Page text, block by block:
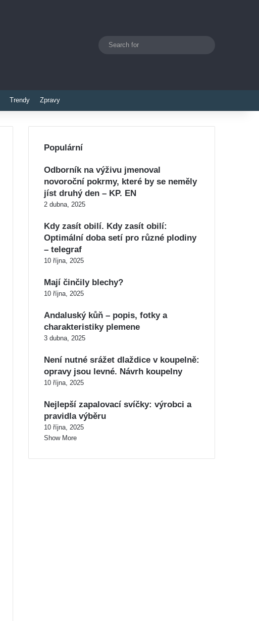
Switch skin
Trendy Zpravy
Populární
Odborník na výživu jmenoval
novoroční pokrmy, které by se neměly
jíst druhý den – KP. EN
2 dubna, 2025
Kdy zasít obilí. Kdy zasít obilí:
Optimální doba setí pro různé plodiny
– telegraf
10 října, 2025
Mají činčily blechy?
10 října, 2025
Andaluský kůň – popis, fotky a
charakteristiky plemene
3 dubna, 2025
Není nutné srážet dlaždice v koupelně:
opravy jsou levné. Návrh koupelny
10 října, 2025
Nejlepší zapalovací svíčky: výrobci a
pravidla výběru
10 října, 2025
Show More